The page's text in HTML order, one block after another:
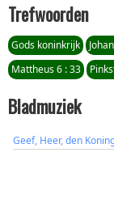
Trefwoorden
Gods koninkrijk
Mattheus 6 : 33
Bladmuziek
Geef, Heer, den